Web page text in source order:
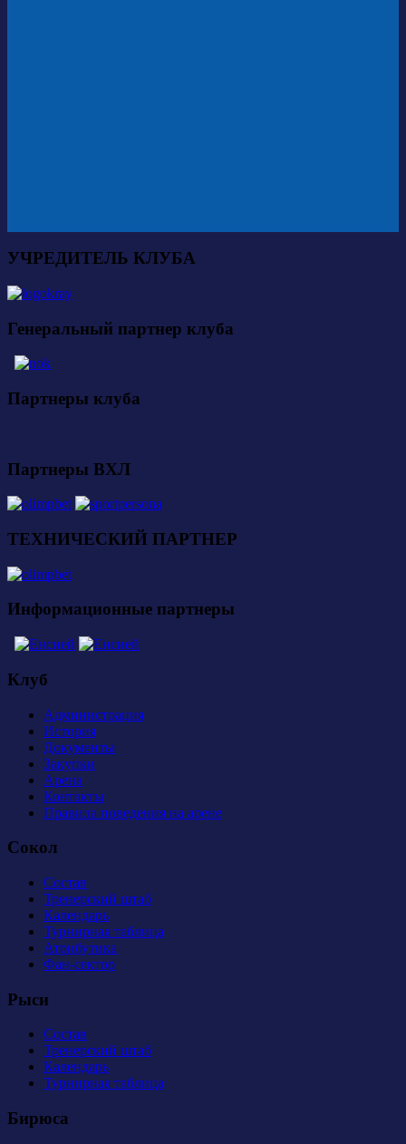
УЧРЕДИТЕЛЬ КЛУБА
Генеральный партнер клуба
Партнеры клуба
Партнеры ВХЛ
ТЕХНИЧЕСКИЙ ПАРТНЕР
Информационные партнеры
Клуб
Администрация
История
Документы
Закупки
Арена
Контакты
Правила поведения на арене
Сокол
Состав
Тренерский штаб
Календарь
Турнирная таблица
Атрибутика
Фан-сектор
Рыси
Состав
Тренерский штаб
Календарь
Турнирная таблица
Бирюса